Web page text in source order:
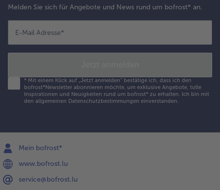
Melden Sie sich für Angebote und News rund um bofrost* an.
E-Mail Adresse*
* Mit einem Klick auf „Jetzt anmelden" bestätige ich, dass ich den
bofrost*Newsletter abonnieren möchte, um exklusive Angebote, tolle
Inspirationen und Neuigkeiten rund um bofrost* zu erhalten. Ich bin mit
den allgemeinen Datenschutzbestimmungen einverstanden.
Mein bofrost*
www.bofrost.lu
service@bofrost.lu